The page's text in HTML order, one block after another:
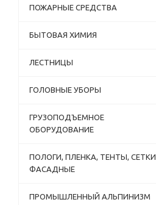
ПОЖАРНЫЕ СРЕДСТВА
БЫТОВАЯ ХИМИЯ
ЛЕСТНИЦЫ
ГОЛОВНЫЕ УБОРЫ
ГРУЗОПОДЪЕМНОЕ
ОБОРУДОВАНИЕ
ПОЛОГИ, ПЛЕНКА, ТЕНТЫ, СЕТКИ
ФАСАДНЫЕ
ПРОМЫШЛЕННЫЙ АЛЬПИНИЗМ